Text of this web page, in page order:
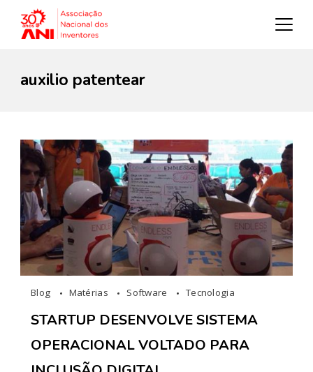
auxilio patentear
Blog Matérias Software Tecnologia
STARTUP DESENVOLVE SISTEMA
OPERACIONAL VOLTADO PARA